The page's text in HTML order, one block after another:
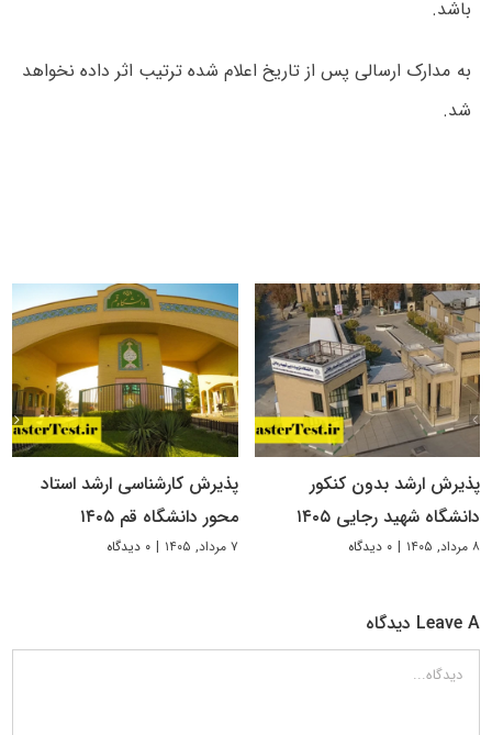
باشد.
به مدارک ارسالی پس از تاریخ اعلام شده ترتیب اثر داده نخواهد
شد.
پذیرش ارشد بدون کنکور
دانشگاه شهید رجایی ۱۴۰۵
۸ مرداد, ۱۴۰۵ | ۰ دیدگاه
پذیرش کارشناسی ارشد استاد
محور دانشگاه قم ۱۴۰۵
۷ مرداد, ۱۴۰۵ | ۰ دیدگاه
Leave A دیدگاه
دیدگاه